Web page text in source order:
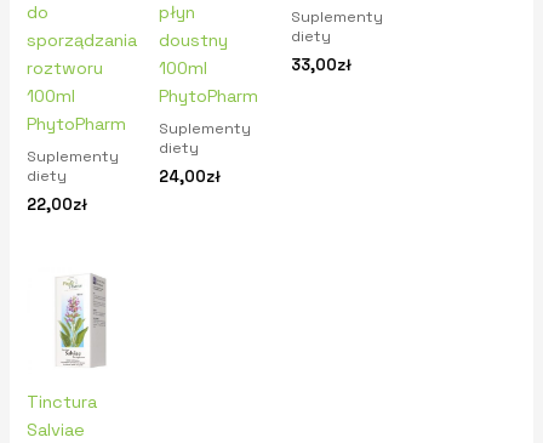
do
sporządzania
roztworu
100ml
PhytoPharm
Suplementy
diety
22,00zł
płyn
doustny
100ml
PhytoPharm
Suplementy
diety
24,00zł
Suplementy
diety
33,00zł
Tinctura
Salviae